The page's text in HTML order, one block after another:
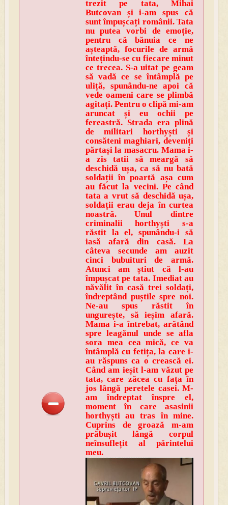
trezit pe tata, Mihai
Butcovan și i-am spus că
sunt împușcați românii. Tata
nu putea vorbi de emoție,
pentru că bănuia ce ne
așteaptă, focurile de armă
întețindu-se cu fiecare minut
ce trecea. S-a uitat pe geam
să vadă ce se întâmplă pe
uliță, spunându-ne apoi că
vede oameni care se plimbă
agitați. Pentru o clipă mi-am
aruncat și eu ochii pe
fereastră. Strada era plină
de militari horthyști și
consăteni maghiari, deveniți
părtași la masacru. Mama i-
a zis tatii să meargă să
deschidă ușa, ca să nu bată
soldații în poartă așa cum
au făcut la vecini. Pe când
tata a vrut să deschidă ușa,
soldații erau deja în curtea
noastră. Unul dintre
criminalii horthyști s-a
răstit la el, spunându-i să
iasă afară din casă. La
câteva secunde am auzit
cinci bubuituri de armă.
Atunci am știut că l-au
împușcat pe tata. Imediat au
năvălit în casă trei soldați,
îndreptând puștile spre noi.
Ne-au spus răstit în
ungurește, să ieșim afară.
Mama i-a întrebat, arătând
spre leagănul unde se afla
sora mea cea mică, ce va
întâmplă cu fetița, la care i-
au răspuns ca o crească ei.
Când am ieșit l-am văzut pe
tata, care zăcea cu fața în
jos lângă peretele casei. M-
am îndreptat înspre el,
moment în care asasinii
horthyști au tras în mine.
Cuprins de groază m-am
prăbușit lângă corpul
neînsuflețit al părintelui
meu.